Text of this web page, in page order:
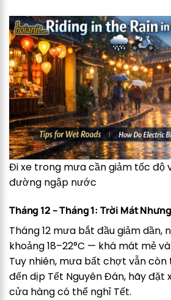
Đi xe trong mưa cần giảm tốc độ
đường ngập nước
Tháng 12 – Tháng 1: Trời Mát
Tháng 12 mưa bắt đầu giảm dần,
khoảng 18–22°C — khá mát mẻ
Tuy nhiên, mưa bất chợt vẫn còn
đến dịp Tết Nguyên Đán, hãy
cửa hàng có thể nghỉ Tết.